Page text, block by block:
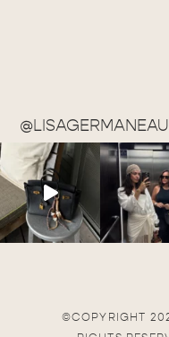
@LISAGERMANEAU
©COPYRIGHT